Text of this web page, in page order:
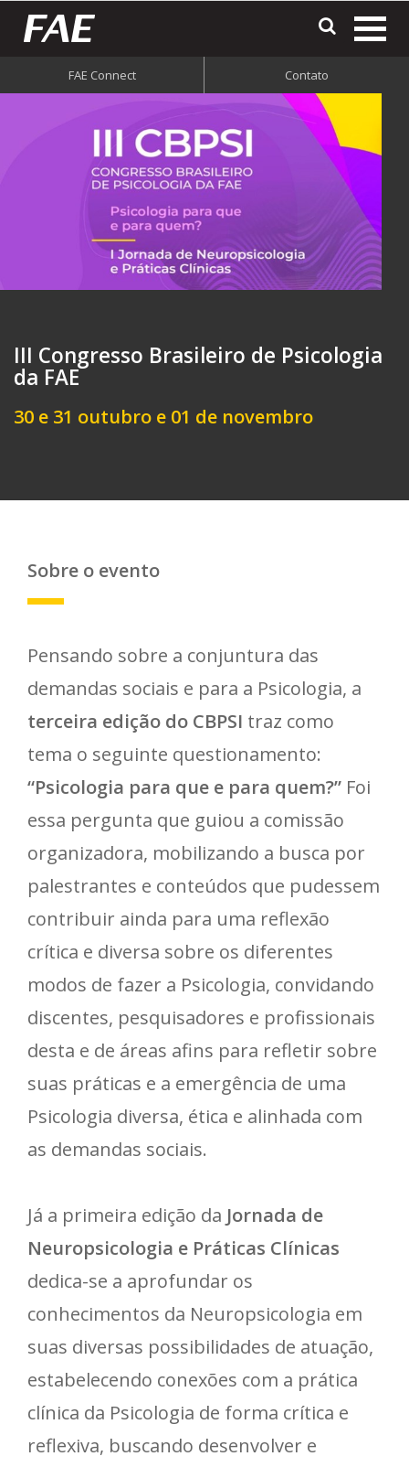
FAE Connect Contato
III Congresso Brasileiro de Psicologia
da FAE
30 e 31 outubro e 01 de novembro
Sobre o evento
Pensando sobre a conjuntura das
demandas sociais e para a Psicologia, a
terceira edição do CBPSI traz como
tema o seguinte questionamento:
“Psicologia para que e para quem?” Foi
essa pergunta que guiou a comissão
organizadora, mobilizando a busca por
palestrantes e conteúdos que pudessem
contribuir ainda para uma reflexão
crítica e diversa sobre os diferentes
modos de fazer a Psicologia, convidando
discentes, pesquisadores e profissionais
desta e de áreas afins para refletir sobre
suas práticas e a emergência de uma
Psicologia diversa, ética e alinhada com
as demandas sociais.
Já a primeira edição da Jornada de
Neuropsicologia e Práticas Clínicas
dedica-se a aprofundar os
conhecimentos da Neuropsicologia em
suas diversas possibilidades de atuação,
estabelecendo conexões com a prática
clínica da Psicologia de forma crítica e
reflexiva, buscando desenvolver e